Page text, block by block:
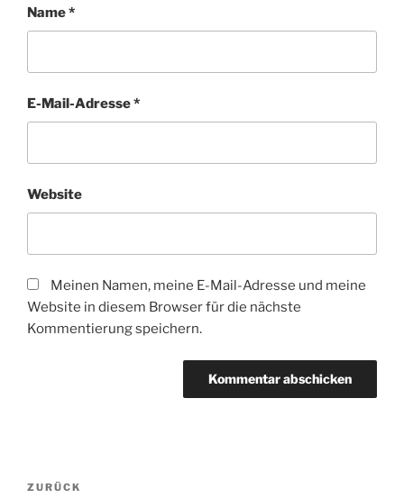
Name*
E-Mail-Adresse*
Website
Meinen Namen, meine E-Mail-Adresse und meine
Website in diesem Browser für die nächste
Kommentierung speichern.
Beitragsnavigation
Vorheriger
ZURÜCK